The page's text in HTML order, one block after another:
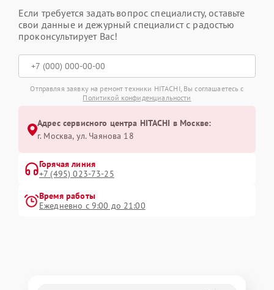
Если требуется задать вопрос специалисту, оставьте
свои данные и дежурный специалист с радостью
проконсультирует Вас!
Отправляя заявку на ремонт техники HITACHI, Вы соглашаетесь с
Политикой конфиденциальности
Адрес сервисного центра HITACHI в Москве:
г. Москва, ул. Чаянова 18
Горячая линия
+7 (495) 023-73-25
Время работы
Ежедневно с 9:00 до 21:00